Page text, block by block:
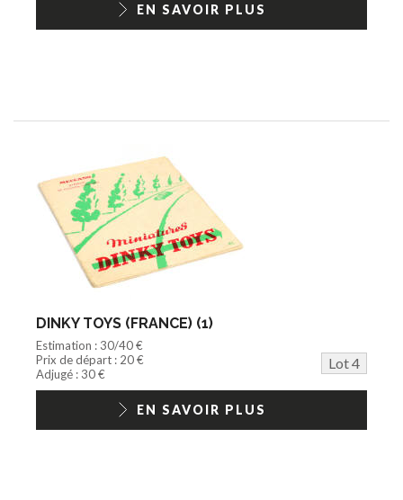
EN SAVOIR PLUS
DINKY TOYS (FRANCE) (1)
Estimation : 30/40 €
Prix de départ : 20 €
Lot 4
Adjugé : 30 €
EN SAVOIR PLUS